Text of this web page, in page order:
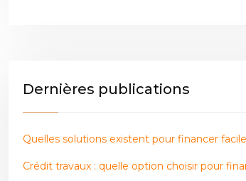
Dernières publications
Quelles solutions existent pour financer
Crédit travaux : quelle option choisir pour